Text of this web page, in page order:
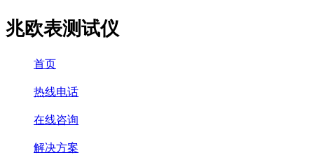
兆欧表测试仪
首页
热线电话
在线咨询
解决方案